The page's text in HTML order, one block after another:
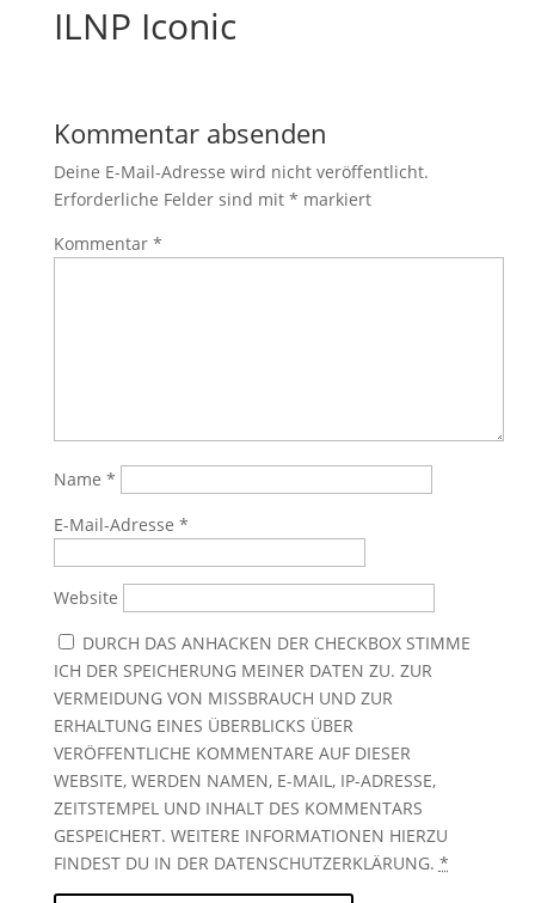
ILNP Iconic
Kommentar absenden
Deine E-Mail-Adresse wird nicht veröffentlicht.
Erforderliche Felder sind mit * markiert
Kommentar *
Name *
E-Mail-Adresse *
Website
DURCH DAS ANHACKEN DER CHECKBOX STIMME
ICH DER SPEICHERUNG MEINER DATEN ZU. ZUR
VERMEIDUNG VON MISSBRAUCH UND ZUR
ERHALTUNG EINES ÜBERBLICKS ÜBER
VERÖFFENTLICHE KOMMENTARE AUF DIESER
WEBSITE, WERDEN NAMEN, E-MAIL, IP-ADRESSE,
ZEITSTEMPEL UND INHALT DES KOMMENTARS
GESPEICHERT. WEITERE INFORMATIONEN HIERZU
FINDEST DU IN DER DATENSCHUTZERKLÄRUNG. *